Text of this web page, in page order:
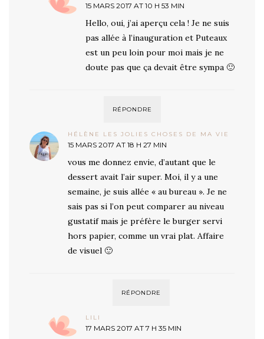
15 MARS 2017 AT 10 H 53 MIN
Hello, oui, j’ai aperçu cela ! Je ne suis
pas allée à l’inauguration et Puteaux
est un peu loin pour moi mais je ne
doute pas que ça devait être sympa 🙂
RÉPONDRE
HÉLÈNE LES JOLIES CHOSES DE MA VIE
15 MARS 2017 AT 18 H 27 MIN
vous me donnez envie, d’autant que le
dessert avait l’air super. Moi, il y a une
semaine, je suis allée « au bureau ». Je ne
sais pas si l’on peut comparer au niveau
gustatif mais je préfère le burger servi
hors papier, comme un vrai plat. Affaire
de visuel 🙂
RÉPONDRE
LILI
17 MARS 2017 AT 7 H 35 MIN